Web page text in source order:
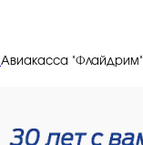
Авиакасса "Флайдрим"